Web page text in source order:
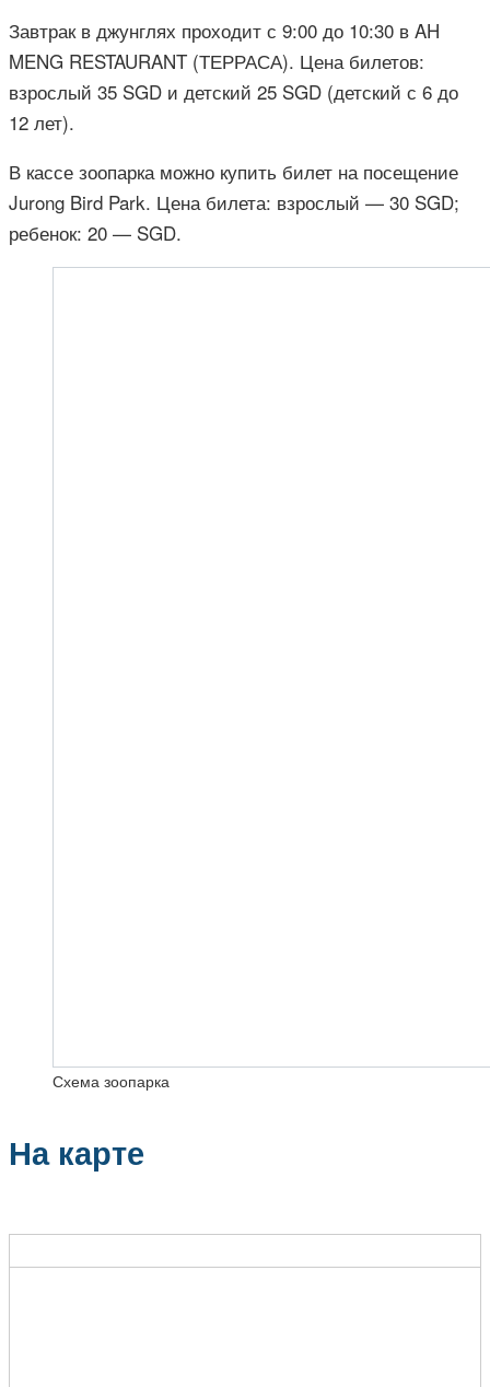
Завтрак в джунглях проходит с 9:00 до 10:30 в AH
MENG RESTAURANT (ТЕРРАСА). Цена билетов:
взрослый 35 SGD и детский 25 SGD (детский с 6 до
12 лет).
В кассе зоопарка можно купить билет на посещение
Jurong Bird Park. Цена билета: взрослый — 30 SGD;
ребенок: 20 — SGD.
Схема зоопарка
На карте